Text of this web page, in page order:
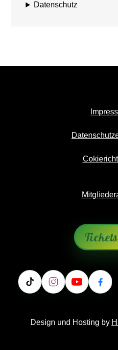
Datenschutz
Design und Hosting by